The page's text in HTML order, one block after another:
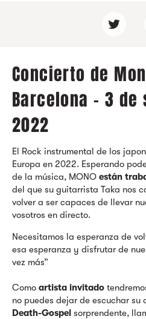
Concierto de
Barcelona - 3 de
2022
El Rock instrumental de los
Europa en 2022. Esperando
de la música, MONO están
del que su guitarrista Taka nos
volver a ser capaces de llevar
vosotros en directo.
Necesitamos la esperanza de
esa esperanza y disfrutar de
vez más”
Como artista invitado
no puedes dejar de escuchar su
Death-Gospel sorprendente,